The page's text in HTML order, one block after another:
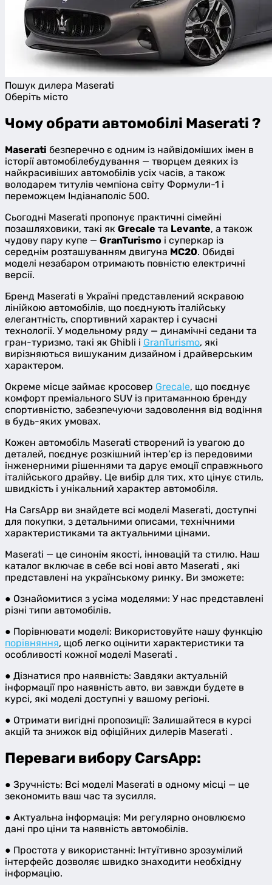
Пошук дилера Maserati
Оберіть місто
1
of
Чому обрати автомобілі Maserati ?
Maserati безперечно є одним із найвідоміших імен в
історії автомобілебудування — творцем деяких із
найкрасивіших автомобілів усіх часів, а також
володарем титулів чемпіона світу Формули-1 і
переможцем Індіанаполіс 500.
Сьогодні Maserati пропонує практичні сімейні
позашляховики, такі як Grecale та Levante, а також
чудову пару купе — GranTurismo і суперкар із
середнім розташуванням двигуна MC20. Обидві
моделі незабаром отримають повністю електричні
версії.
Бренд Maserati в Україні представлений яскравою
лінійкою автомобілів, що поєднують італійську
елегантність, спортивний характер і сучасні
технології. У модельному ряду — динамічні седани та
гран-туризмо, такі як Ghibli і GranTurismo, які
вирізняються вишуканим дизайном і драйверським
характером.
Окреме місце займає кросовер Grecale, що поєднує
комфорт преміального SUV із притаманною бренду
спортивністю, забезпечуючи задоволення від водіння
в будь-яких умовах.
Кожен автомобіль Maserati створений із увагою до
деталей, поєднує розкішний інтер’єр із передовими
інженерними рішеннями та дарує емоції справжнього
італійського драйву. Це вибір для тих, хто цінує стиль,
швидкість і унікальний характер автомобіля.
На CarsApp ви знайдете всі моделі Maserati, доступні
для покупки, з детальними описами, технічними
характеристиками та актуальними цінами.
Maserati — це синонім якості, інновацій та стилю. Наш
каталог включає в себе всі нові авто Maserati , які
представлені на українському ринку. Ви зможете:
● Ознайомитися з усіма моделями: У нас представлені
різні типи автомобілів.
● Порівнювати моделі: Використовуйте нашу функцію
порівняння, щоб легко оцінити характеристики та
особливості кожної моделі Maserati .
● Дізнатися про наявність: Завдяки актуальній
інформації про наявність авто, ви завжди будете в
курсі, які моделі доступні у вашому регіоні.
● Отримати вигідні пропозиції: Залишайтеся в курсі
акцій та знижок від офіційних дилерів Maserati .
Переваги вибору CarsApp:
● Зручність: Всі моделі Maserati в одному місці — це
зекономить ваш час та зусилля.
● Актуальна інформація: Ми регулярно оновлюємо
дані про ціни та наявність автомобілів.
● Простота у використанні: Інтуїтивно зрозумілий
інтерфейс дозволяє швидко знаходити необхідну
інформацію.